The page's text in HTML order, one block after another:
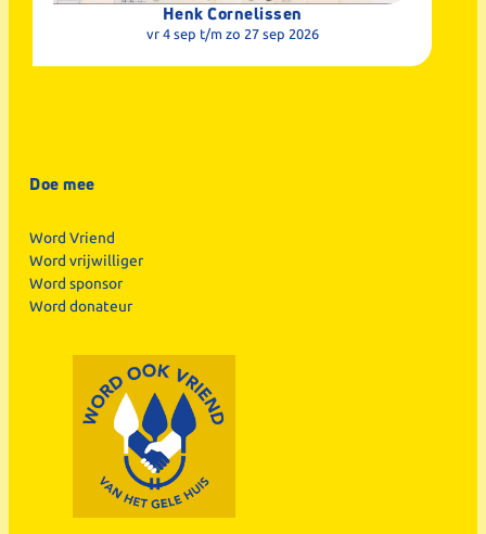
Henk Cornelissen
vr 4 sep t/m zo 27 sep 2026
Doe mee
Word Vriend
Word vrijwilliger
Word sponsor
Word donateur